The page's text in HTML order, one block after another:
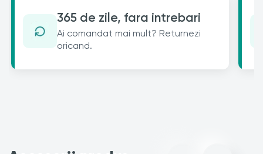
365 de zile, fara intrebari
Ai comandat mai mult? Returnezi
oricand.